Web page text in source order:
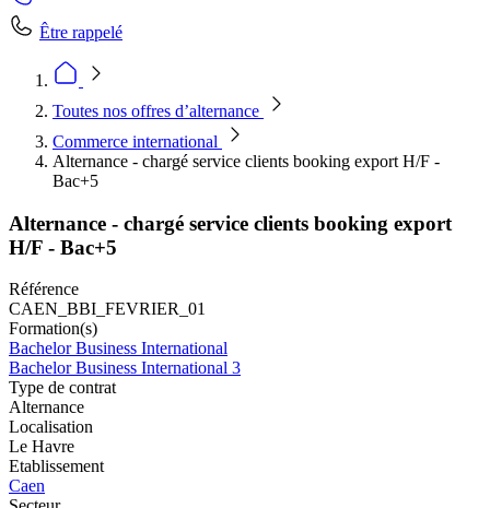
Être rappelé
Toutes nos offres d’alternance
Commerce international
Alternance - chargé service clients booking export H/F -
Bac+5
Alternance - chargé service clients booking export
H/F - Bac+5
Référence
CAEN_BBI_FEVRIER_01
Formation(s)
Bachelor Business International
Bachelor Business International 3
Type de contrat
Alternance
Localisation
Le Havre
Etablissement
Caen